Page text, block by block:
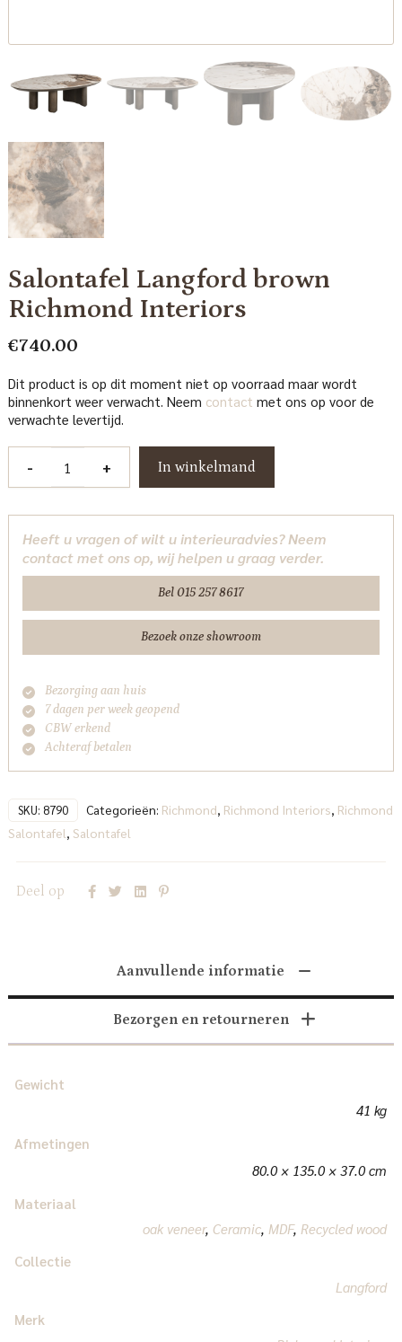
Salontafel Langford brown
Richmond Interiors
€740.00
Dit product is op dit moment niet op voorraad maar wordt
binnenkort weer verwacht. Neem contact met ons op voor de
verwachte levertijd.
-
Richmond
Interiors
aantal
+ In winkelmand
Heeft u vragen of wilt u interieuradvies? Neem
contact met ons op, wij helpen u graag verder.
Bel 015 257 8617
Bezoek onze showroom
Bezorging aan huis
7 dagen per week geopend
CBW erkend
Achteraf betalen
SKU: 8790 Categorieën: Richmond, Richmond Interiors, Richmond
Salontafel, Salontafel
Deel op
Aanvullende informatie
Bezorgen en retourneren
Gewicht
41 kg
Afmetingen
80.0 × 135.0 × 37.0 cm
Materiaal
oak veneer, Ceramic, MDF, Recycled wood
Collectie
Langford
Merk